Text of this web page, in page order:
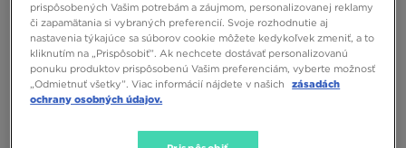
prispôsobených Vašim potrebám a záujmom, personalizovanej reklamy
či zapamätania si vybraných preferencií. Svoje rozhodnutie aj
nastavenia týkajúce sa súborov cookie môžete kedykoľvek zmeniť, a to
kliknutím na „Prispôsobiť”. Ak nechcete dostávať personalizovanú
ponuku produktov prispôsobenú Vašim preferenciám, vyberte možnosť
„Odmietnuť všetky”. Viac informácií nájdete v našich
zásadách
ochrany osobných údajov.